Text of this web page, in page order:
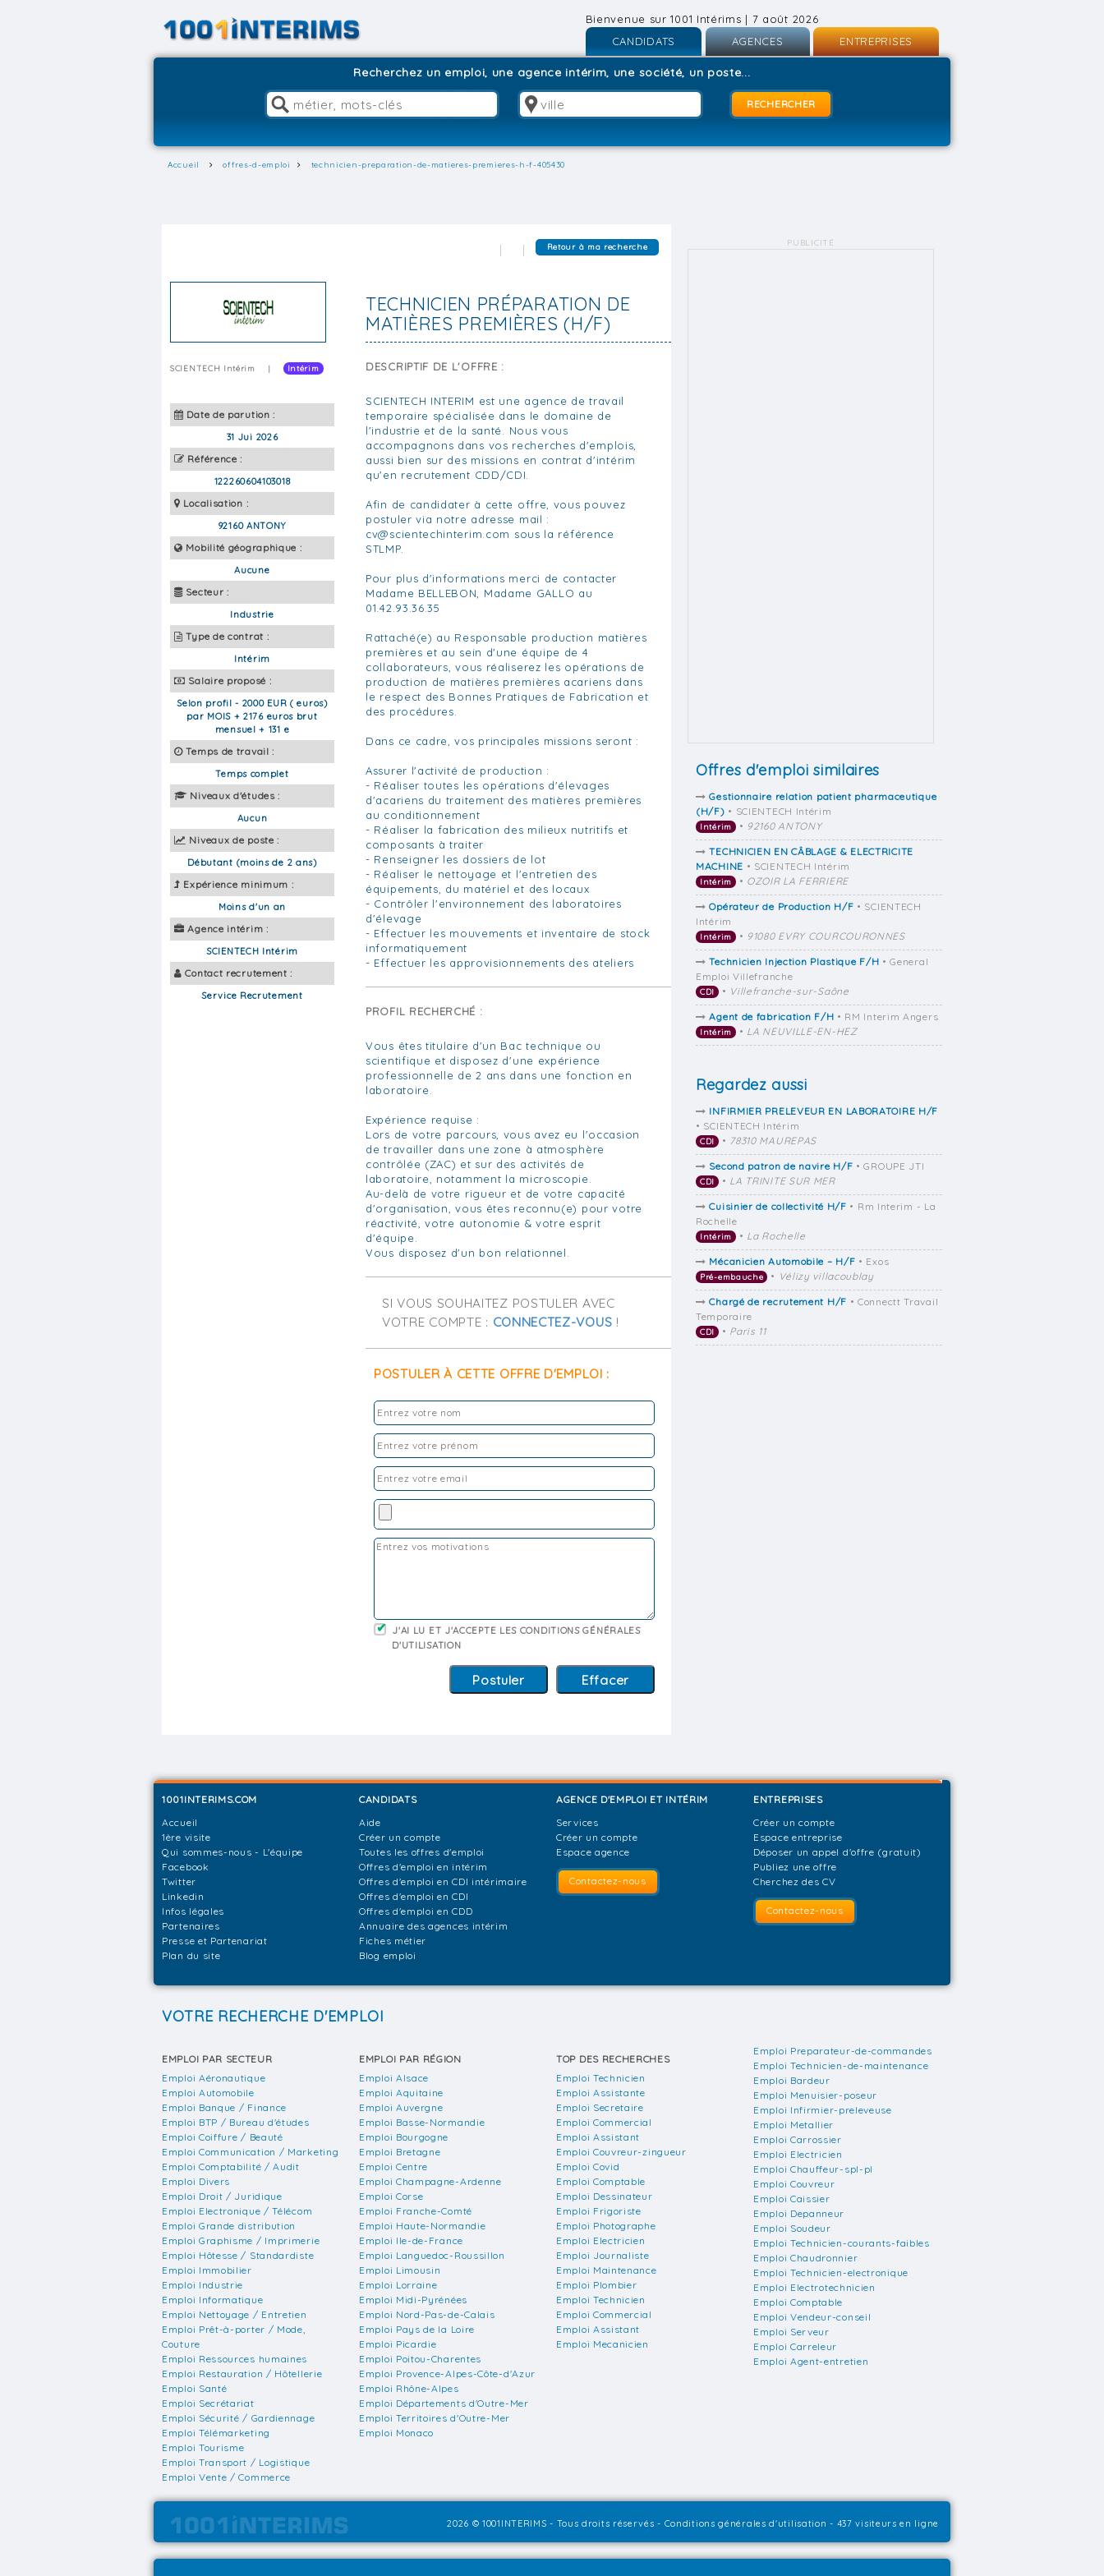
Bienvenue sur 1001 Intérims | 7 août 2026
CANDIDATS
Inscription
AGENCES
Inscription
Connexion
ENTREPRISES
Recherchez un emploi, une agence intérim, une société, un poste...
Accueil offres-d-emploi technicien-preparation-de-matieres-premieres-h-f-405430
Retour à ma recherche
TECHNICIEN PRÉPARATION DE
MATIÈRES PREMIÈRES (H/F)
SCIENTECH Intérim | Intérim
Date de parution :
31 Jui 2026
Référence :
122260604103018
Localisation :
92160 ANTONY
Mobilité géographique :
Aucune
Secteur :
Industrie
Type de contrat :
Intérim
Salaire proposé :
Selon profil - 2000 EUR ( euros)
par MOIS + 2176 euros brut
mensuel + 131 e
Temps de travail :
Temps complet
Niveaux d'études :
Aucun
Niveaux de poste :
Débutant (moins de 2 ans)
Expérience minimum :
Moins d'un an
Agence intérim :
SCIENTECH Intérim
Contact recrutement :
Service Recrutement
DESCRIPTIF DE L'OFFRE :
SCIENTECH INTERIM est une agence de travail
temporaire spécialisée dans le domaine de
l'industrie et de la santé. Nous vous
accompagnons dans vos recherches d'emplois,
aussi bien sur des missions en contrat d'intérim
qu'en recrutement CDD/CDI.
Afin de candidater à cette offre, vous pouvez
postuler via notre adresse mail :
cv@scientechinterim.com sous la référence
STLMP.
Pour plus d'informations merci de contacter
Madame BELLEBON, Madame GALLO au
01.42.93.36.35
Rattaché(e) au Responsable production matières
premières et au sein d'une équipe de 4
collaborateurs, vous réaliserez les opérations de
production de matières premières acariens dans
le respect des Bonnes Pratiques de Fabrication et
des procédures.
Dans ce cadre, vos principales missions seront :
Assurer l'activité de production :
- Réaliser toutes les opérations d'élevages
d'acariens du traitement des matières premières
au conditionnement
- Réaliser la fabrication des milieux nutritifs et
composants à traiter
- Renseigner les dossiers de lot
- Réaliser le nettoyage et l'entretien des
équipements, du matériel et des locaux
- Contrôler l'environnement des laboratoires
d'élevage
- Effectuer les mouvements et inventaire de stock
informatiquement
- Effectuer les approvisionnements des ateliers
PROFIL RECHERCHÉ :
Vous êtes titulaire d'un Bac technique ou
scientifique et disposez d'une expérience
professionnelle de 2 ans dans une fonction en
laboratoire.
Expérience requise :
Lors de votre parcours, vous avez eu l'occasion
de travailler dans une zone à atmosphère
contrôlée (ZAC) et sur des activités de
laboratoire, notamment la microscopie.
Au-delà de votre rigueur et de votre capacité
d'organisation, vous êtes reconnu(e) pour votre
réactivité, votre autonomie & votre esprit
d'équipe.
Vous disposez d'un bon relationnel.
SI VOUS SOUHAITEZ POSTULER AVEC
VOTRE COMPTE : CONNECTEZ-VOUS !
POSTULER À CETTE OFFRE D'EMPLOI :
J'AI LU ET J'ACCEPTE LES CONDITIONS GÉNÉRALES
D'UTILISATION
PUBLICITÉ
Offres d'emploi similaires
Gestionnaire relation patient pharmaceutique
(H/F) • SCIENTECH Intérim
Intérim • 92160 ANTONY
TECHNICIEN EN CÂBLAGE & ELECTRICITE
MACHINE • SCIENTECH Intérim
Intérim • OZOIR LA FERRIERE
Opérateur de Production H/F • SCIENTECH
Intérim
Intérim • 91080 EVRY COURCOURONNES
Technicien Injection Plastique F/H • General
Emploi Villefranche
CDI • Villefranche-sur-Saône
Agent de fabrication F/H • RM Interim Angers
Intérim • LA NEUVILLE-EN-HEZ
Regardez aussi
INFIRMIER PRELEVEUR EN LABORATOIRE H/F
• SCIENTECH Intérim
CDI • 78310 MAUREPAS
Second patron de navire H/F • GROUPE JTI
CDI • LA TRINITE SUR MER
Cuisinier de collectivité H/F • Rm Interim - La
Rochelle
Intérim • La Rochelle
Mécanicien Automobile – H/F • Exos
Pré-embauche • Vélizy villacoublay
Chargé de recrutement H/F • Connectt Travail
Temporaire
CDI • Paris 11
1001INTERIMS.COM
Accueil
1ère visite
Qui sommes-nous - L'équipe
Facebook
Twitter
Linkedin
Infos légales
Partenaires
Presse et Partenariat
Plan du site
CANDIDATS
Aide
Créer un compte
Toutes les offres d'emploi
Offres d'emploi en intérim
Offres d'emploi en CDI intérimaire
Offres d'emploi en CDI
Offres d'emploi en CDD
Annuaire des agences intérim
Fiches métier
Blog emploi
AGENCE D'EMPLOI ET INTÉRIM
Services
Créer un compte
Espace agence
Contactez-nous
ENTREPRISES
Créer un compte
Espace entreprise
Déposer un appel d'offre (gratuit)
Publiez une offre
Cherchez des CV
Contactez-nous
VOTRE RECHERCHE D'EMPLOI
EMPLOI PAR SECTEUR
Emploi Aéronautique
Emploi Automobile
Emploi Banque / Finance
Emploi BTP / Bureau d'études
Emploi Coiffure / Beauté
Emploi Communication / Marketing
Emploi Comptabilité / Audit
Emploi Divers
Emploi Droit / Juridique
Emploi Electronique / Télécom
Emploi Grande distribution
Emploi Graphisme / Imprimerie
Emploi Hôtesse / Standardiste
Emploi Immobilier
Emploi Industrie
Emploi Informatique
Emploi Nettoyage / Entretien
Emploi Prêt-à-porter / Mode,
Couture
Emploi Ressources humaines
Emploi Restauration / Hôtellerie
Emploi Santé
Emploi Secrétariat
Emploi Sécurité / Gardiennage
Emploi Télémarketing
Emploi Tourisme
Emploi Transport / Logistique
Emploi Vente / Commerce
EMPLOI PAR RÉGION
Emploi Alsace
Emploi Aquitaine
Emploi Auvergne
Emploi Basse-Normandie
Emploi Bourgogne
Emploi Bretagne
Emploi Centre
Emploi Champagne-Ardenne
Emploi Corse
Emploi Franche-Comté
Emploi Haute-Normandie
Emploi Ile-de-France
Emploi Languedoc-Roussillon
Emploi Limousin
Emploi Lorraine
Emploi Midi-Pyrénées
Emploi Nord-Pas-de-Calais
Emploi Pays de la Loire
Emploi Picardie
Emploi Poitou-Charentes
Emploi Provence-Alpes-Côte-d'Azur
Emploi Rhône-Alpes
Emploi Départements d'Outre-Mer
Emploi Territoires d'Outre-Mer
Emploi Monaco
TOP DES RECHERCHES
Emploi Technicien
Emploi Assistante
Emploi Secretaire
Emploi Commercial
Emploi Assistant
Emploi Couvreur-zingueur
Emploi Covid
Emploi Comptable
Emploi Dessinateur
Emploi Frigoriste
Emploi Photographe
Emploi Electricien
Emploi Journaliste
Emploi Maintenance
Emploi Plombier
Emploi Technicien
Emploi Commercial
Emploi Assistant
Emploi Mecanicien
Emploi Preparateur-de-commandes
Emploi Technicien-de-maintenance
Emploi Bardeur
Emploi Menuisier-poseur
Emploi Infirmier-preleveuse
Emploi Metallier
Emploi Carrossier
Emploi Electricien
Emploi Chauffeur-spl-pl
Emploi Couvreur
Emploi Caissier
Emploi Depanneur
Emploi Soudeur
Emploi Technicien-courants-faibles
Emploi Chaudronnier
Emploi Technicien-electronique
Emploi Electrotechnicien
Emploi Comptable
Emploi Vendeur-conseil
Emploi Serveur
Emploi Carreleur
Emploi Agent-entretien
2026 © 1001INTERIMS - Tous droits réservés - Conditions générales d'utilisation - 437 visiteurs en ligne